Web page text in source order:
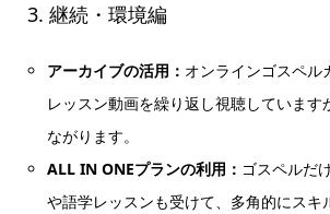
3. 継続・環境編
アーカイブの活用： オンラインゴスペル
レッスン動画を繰り返し視聴しています
ながります。
ALL IN ONEプランの利用： ゴスペルだ
や語学レッスンも受けて、多角的にスキ